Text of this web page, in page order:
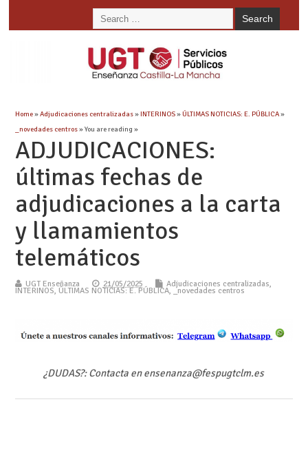
Home»Adjudicaciones centralizadas»INTERINOS»ÚLTIMAS NOTICIAS: E. PÚBLICA»
_novedades centros» You are reading »
ADJUDICACIONES:
últimas fechas de
adjudicaciones a la carta
y llamamientos
telemáticos
UGT Enseñanza 21/05/2025 Adjudicaciones centralizadas,
INTERINOS, ÚLTIMAS NOTICIAS: E. PÚBLICA, _novedades centros
¿DUDAS?: Contacta en ensenanza@fespugtclm.es